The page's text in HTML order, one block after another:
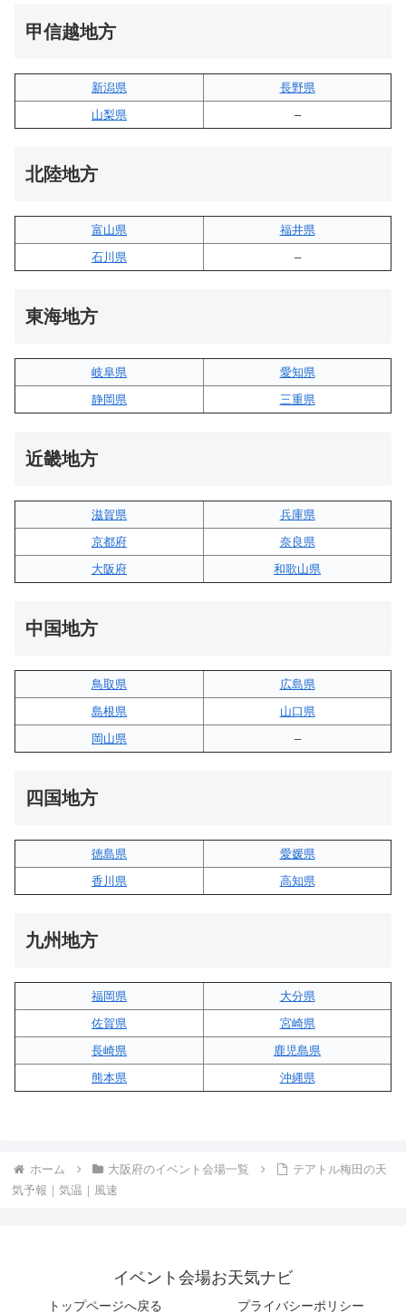
甲信越地方
新潟県
長野県
山梨県
–
北陸地方
富山県
福井県
石川県
–
東海地方
岐阜県
愛知県
静岡県
三重県
近畿地方
滋賀県
兵庫県
京都府
奈良県
大阪府
和歌山県
中国地方
鳥取県
広島県
島根県
山口県
岡山県
–
四国地方
徳島県
愛媛県
香川県
高知県
九州地方
福岡県
大分県
佐賀県
宮崎県
長崎県
鹿児島県
熊本県
沖縄県
ホーム 大阪府のイベント会場一覧
テアトル梅田の天
気予報｜気温｜風速
イベント会場お天気ナビ
トップページへ戻る プライバシーポリシー